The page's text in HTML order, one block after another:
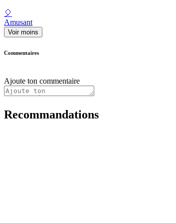
🎈
Amusant
Voir moins
Commentaires
Ajoute ton commentaire
Recommandations